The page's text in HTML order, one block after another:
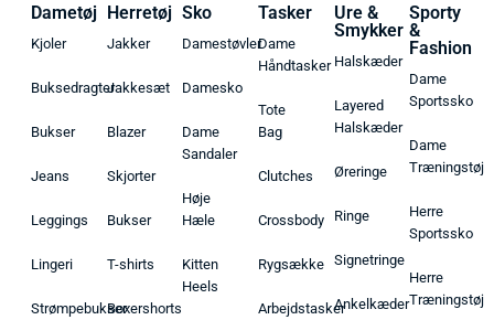
Dametøj
Kjoler
Buksedragter
Bukser
Jeans
Leggings
Lingeri
Strømpebukser
Herretøj
Jakker
Jakkesæt
Blazer
Skjorter
Bukser
T-shirts
Boxershorts
Sko
Damestøvler
Damesko
Dame
Sandaler
Høje
Hæle
Kitten
Heels
Tasker
Dame
Håndtasker
Tote
Bag
Clutches
Crossbody
Rygsække
Arbejdstasker
Ure &
Smykker
Halskæder
Layered
Halskæder
Øreringe
Ringe
Signetringe
Ankelkæder
Sporty
&
Fashion
Dame
Sportssko
Dame
Træningstøj
Herre
Sportssko
Herre
Træningstøj